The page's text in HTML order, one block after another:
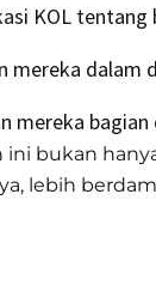
KOL
mereka dalam
mereka
ini bukan
lebih